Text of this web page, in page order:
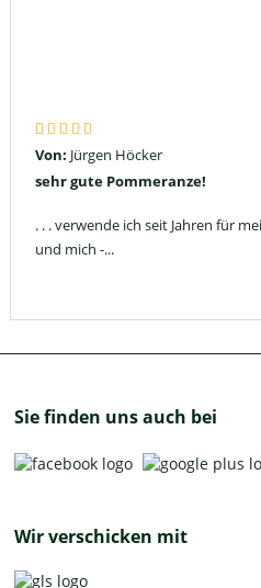
Von: Jürgen Höcker
sehr gute Pommeranze!
. . . verwende ich seit Jahren für
und mich -...
Sie finden uns auch bei
Wir verschicken mit